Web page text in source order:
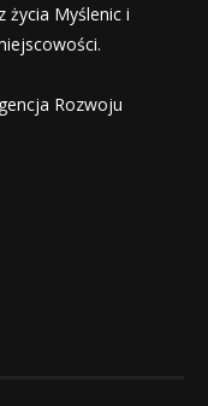
życia Myślenic i
Rozwoju